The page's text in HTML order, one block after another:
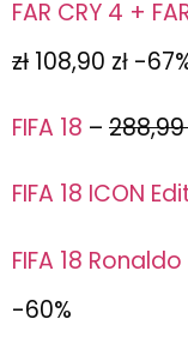
FAR CRY 4 +
zł 108,90 zł -
FIFA 18 – 288,99
FIFA 18 ICON
FIFA 18
-60%